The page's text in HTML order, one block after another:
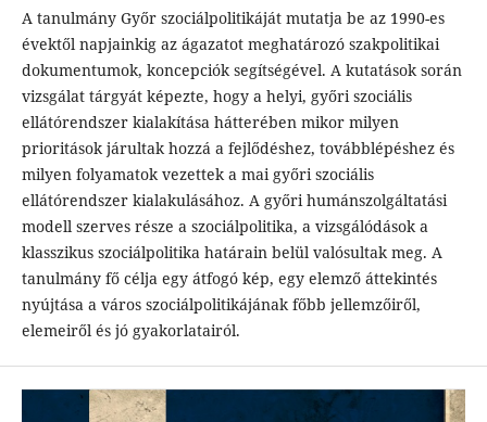
A tanulmány Győr szociálpolitikáját mutatja be az 1990-es
évektől napjainkig az ágazatot meghatározó szakpolitikai
dokumentumok, koncepciók segítségével. A kutatások során
vizsgálat tárgyát képezte, hogy a helyi, győri szociális
ellátórendszer kialakítása hátterében mikor milyen
prioritások járultak hozzá a fejlődéshez, továbblépéshez és
milyen folyamatok vezettek a mai győri szociális
ellátórendszer kialakulásához. A győri humánszolgáltatási
modell szerves része a szociálpolitika, a vizsgálódások a
klasszikus szociálpolitika határain belül valósultak meg. A
tanulmány fő célja egy átfogó kép, egy elemző áttekintés
nyújtása a város szociálpolitikájának főbb jellemzőiről,
elemeiről és jó gyakorlatairól.